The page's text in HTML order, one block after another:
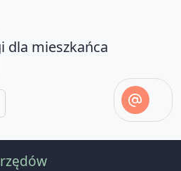
dla mieszkańca